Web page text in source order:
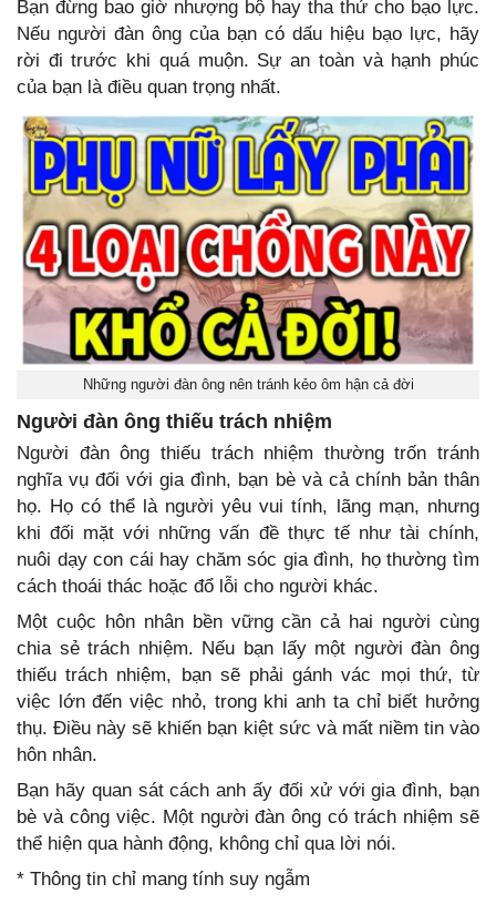
Bạn đừng bao giờ nhượng bộ hay tha thứ cho bạo lực.
Nếu người đàn ông của bạn có dấu hiệu bạo lực, hãy
rời đi trước khi quá muộn. Sự an toàn và hạnh phúc
của bạn là điều quan trọng nhất.
Những người đàn ông nên tránh kẻo ôm hận cả đời
Người đàn ông thiếu trách nhiệm
Người đàn ông thiếu trách nhiệm thường trốn tránh
nghĩa vụ đối với gia đình, bạn bè và cả chính bản thân
họ. Họ có thể là người yêu vui tính, lãng mạn, nhưng
khi đối mặt với những vấn đề thực tế như tài chính,
nuôi dạy con cái hay chăm sóc gia đình, họ thường tìm
cách thoái thác hoặc đổ lỗi cho người khác.
Một cuộc hôn nhân bền vững cần cả hai người cùng
chia sẻ trách nhiệm. Nếu bạn lấy một người đàn ông
thiếu trách nhiệm, bạn sẽ phải gánh vác mọi thứ, từ
việc lớn đến việc nhỏ, trong khi anh ta chỉ biết hưởng
thụ. Điều này sẽ khiến bạn kiệt sức và mất niềm tin vào
hôn nhân.
Bạn hãy quan sát cách anh ấy đối xử với gia đình, bạn
bè và công việc. Một người đàn ông có trách nhiệm sẽ
thể hiện qua hành động, không chỉ qua lời nói.
* Thông tin chỉ mang tính suy ngẫm